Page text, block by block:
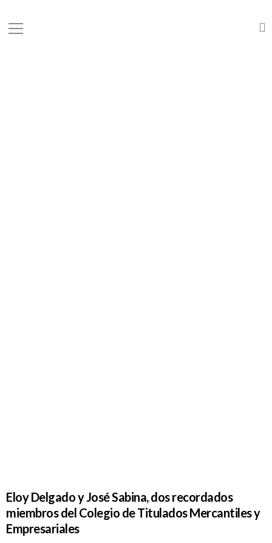
Eloy Delgado y José Sabina, dos recordados
miembros del Colegio de Titulados Mercantiles y
Empresariales